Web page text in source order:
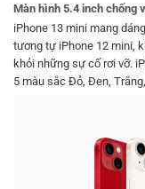
Màn hình 5.4 inch chống
iPhone 13 mini mang
tương tự iPhone 12 mini,
khỏi những sự cố rơi vỡ.
5 màu sắc Đỏ, Đen,